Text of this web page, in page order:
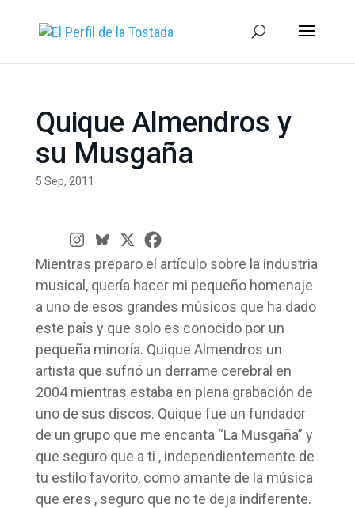
Quique Almendros y
su Musgaña
5 Sep, 2011
Mientras preparo el artículo sobre la industria
musical, quería hacer mi pequeño homenaje
a uno de esos grandes músicos que ha dado
este país y que solo es conocido por un
pequeña minoría. Quique Almendros un
artista que sufrió un derrame cerebral en
2004 mientras estaba en plena grabación de
uno de sus discos. Quique fue un fundador
de un grupo que me encanta “La Musgaña” y
que seguro que a ti , independientemente de
tu estilo favorito, como amante de la música
que eres , seguro que no te deja indiferente.